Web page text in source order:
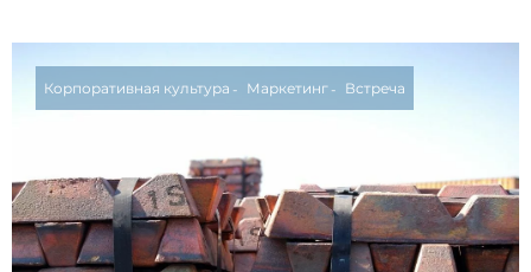
Корпоративная культура Маркетинг Встреча